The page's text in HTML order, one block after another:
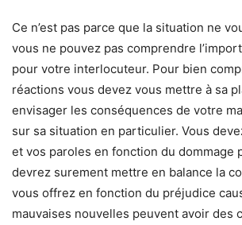
Ce n’est pas parce que la situation ne
vous ne pouvez pas comprendre
pour votre interlocuteur. Pour bien
réactions vous devez vous mettre à sa
envisager les conséquences de votre
sur sa situation en particulier. Vous
et vos paroles en fonction du dommage
devrez surement mettre en balance la
vous offrez en fonction du préjudice
mauvaises nouvelles peuvent avoir des